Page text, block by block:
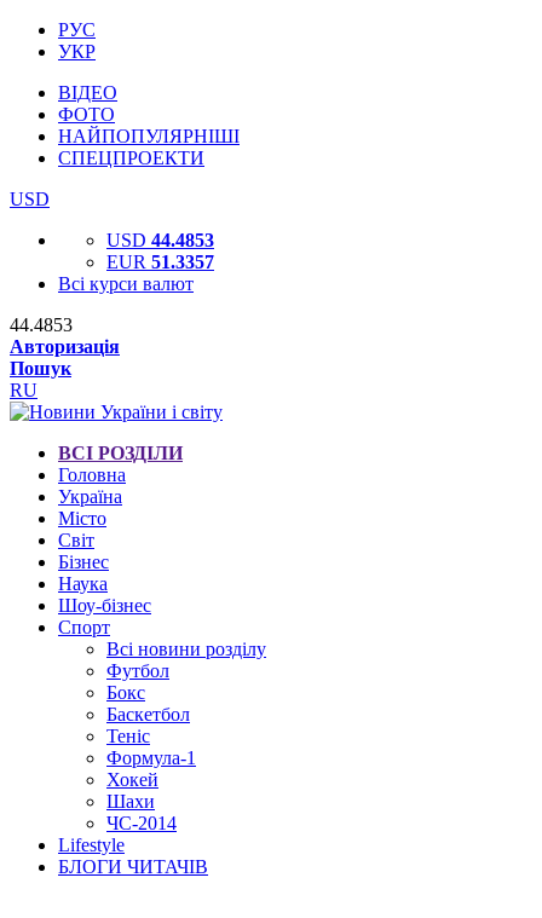
РУС
УКР
ВІДЕО
ФОТО
НАЙПОПУЛЯРНІШІ
СПЕЦПРОЕКТИ
USD
USD 44.4853
EUR 51.3357
Всі курси валют
44.4853
Авторизація
Пошук
RU
ВСІ РОЗДІЛИ
Головна
Україна
Місто
Світ
Бізнес
Наука
Шоу-бізнес
Спорт
Всі новини розділу
Футбол
Бокс
Баскетбол
Теніс
Формула-1
Хокей
Шахи
ЧС-2014
Lifestyle
БЛОГИ ЧИТАЧІВ